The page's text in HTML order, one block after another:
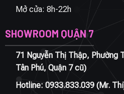
Mở cửa: 8h-22h
SHOWROOM QUẬN 7
71 Nguyễn Thị Thập, Phường
Tân Phú, Quận 7 cũ)
Hotline: 0933.833.039(Mr.